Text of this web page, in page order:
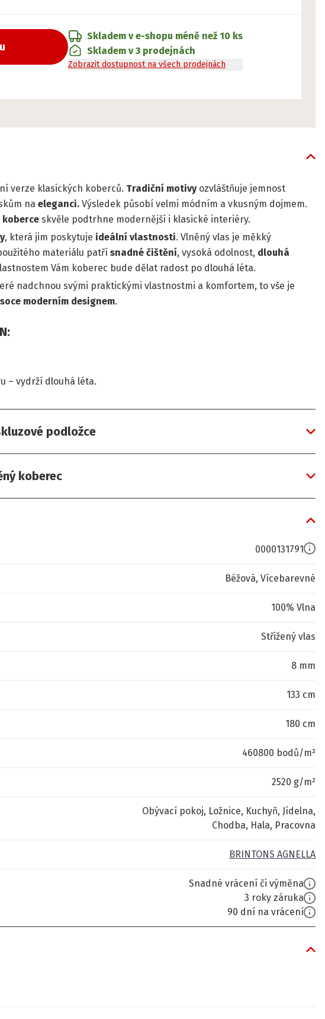
Skladem v e-shopu méně než 10 ks
Skladem v 3 prodejnách
Zobrazit dostupnost na všech prodejnách
verze klasických koberců. Tradiční motivyozvláštňuje jemnost
na eleganci. Výsledek působí velmi módním a vkusným dojmem.
koberce skvěle podtrhne modernější i klasické interiéry.
, která jim poskytuje ideální vlastnosti. Vlněný vlas je měkký
materiálu patří snadné čištění, vysoká odolnost, dlouhá
Vám koberec bude dělat radost po dlouhá léta.
nadchnou svými praktickými vlastnostmi a komfortem, to vše je
moderním designem.
– vydrží dlouhá léta.
podložce
koberec
0000131791
Béžová, Vícebarevné
100% Vlna
Střižený vlas
8 mm
133 cm
180 cm
460800 bodů/m²
2520 g/m²
Obývací pokoj, Ložnice, Kuchyň, Jídelna,
Chodba, Hala, Pracovna
BRINTONS AGNELLA
Snadné vrácení či výměna
3 roky záruka
90 dní na vrácení